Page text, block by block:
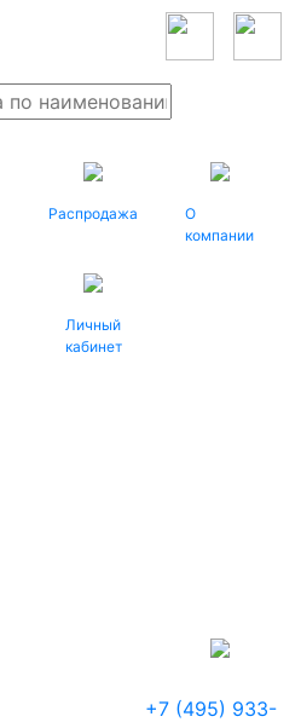
Распродажа
О
компании
Личный
кабинет
+7 (495) 933-